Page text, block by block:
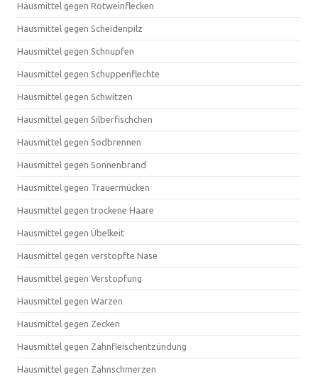
Hausmittel gegen Rotweinflecken
Hausmittel gegen Scheidenpilz
Hausmittel gegen Schnupfen
Hausmittel gegen Schuppenflechte
Hausmittel gegen Schwitzen
Hausmittel gegen Silberfischchen
Hausmittel gegen Sodbrennen
Hausmittel gegen Sonnenbrand
Hausmittel gegen Trauermücken
Hausmittel gegen trockene Haare
Hausmittel gegen Übelkeit
Hausmittel gegen verstopfte Nase
Hausmittel gegen Verstopfung
Hausmittel gegen Warzen
Hausmittel gegen Zecken
Hausmittel gegen Zahnfleischentzündung
Hausmittel gegen Zahnschmerzen